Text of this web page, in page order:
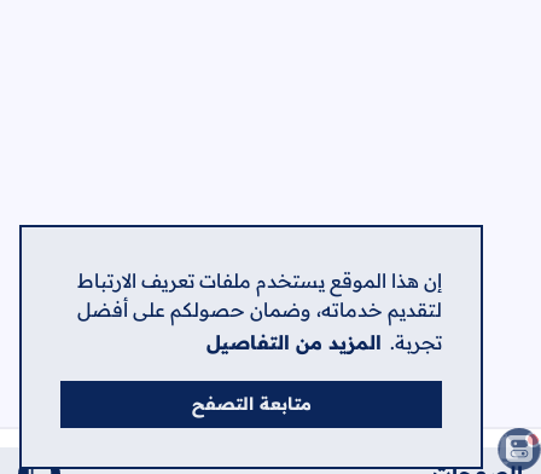
إن هذا الموقع يستخدم ملفات تعريف الارتباط
لتقديم خدماته، وضمان حصولكم على أفضل
تجربة. المزيد من التفاصيل
متابعة التصفح